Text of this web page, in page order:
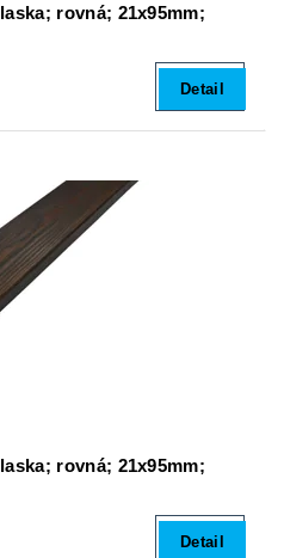
rovná; 21x95mm;
Detail
rovná; 21x95mm;
Detail